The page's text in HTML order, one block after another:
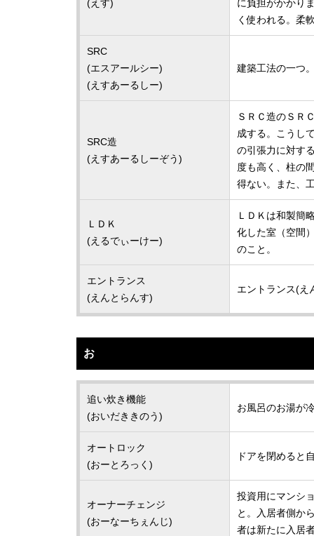
(えす)
に負担がかかり
く使われる。柔
SRC
(エスアールシー)
(えすあーるしー)
建築工法の一つ
SRC造
(えすあーるしーぞう)
ＳＲＣ造のＳＲ
成する。こうし
の引張力に対す
度も高く、柱の
得ない。また、
ＬＤＫ
(えるでぃーけー)
ＬＤＫは和製簡
化した室（空間
のこと。
エントランス
(えんとらんす)
エントランス(え
お
追い炊き機能
(おいだききのう)
お風呂のお湯が
オートロック
(おーとろっく)
ドアを閉めると
オーナーチェンジ
(おーなーちぇんじ)
投資用にマンシ
と。入居者側か
者は新たに入居